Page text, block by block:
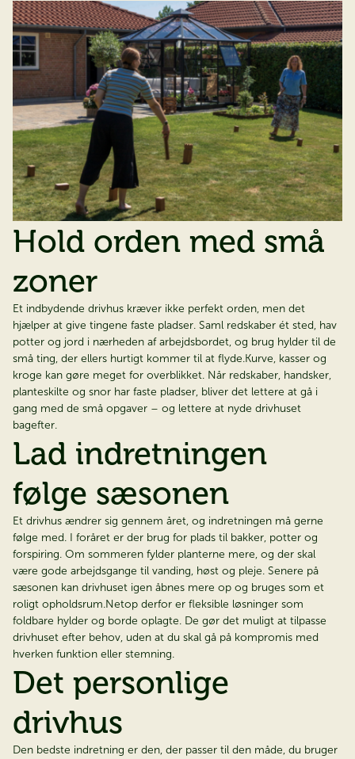
På jagt efter dit
drømmedrivhus?
Bestil vores nye Juliana katalog – helt gratis & find dit
drivhus i dag.
Bestil kataloget
Hold orden med små
zoner
Et indbydende drivhus kræver ikke perfekt orden, men det
hjælper at give tingene faste pladser. Saml redskaber ét sted, hav
potter og jord i nærheden af arbejdsbordet, og brug hylder til de
små ting, der ellers hurtigt kommer til at flyde.Kurve, kasser og
kroge kan gøre meget for overblikket. Når redskaber, handsker,
planteskilte og snor har faste pladser, bliver det lettere at gå i
gang med de små opgaver – og lettere at nyde drivhuset
bagefter.
Lad indretningen
følge sæsonen
Et drivhus ændrer sig gennem året, og indretningen må gerne
følge med. I foråret er der brug for plads til bakker, potter og
forspiring. Om sommeren fylder planterne mere, og der skal
være gode arbejdsgange til vanding, høst og pleje. Senere på
sæsonen kan drivhuset igen åbnes mere op og bruges som et
roligt opholdsrum.Netop derfor er fleksible løsninger som
foldbare hylder og borde oplagte. De gør det muligt at tilpasse
drivhuset efter behov, uden at du skal gå på kompromis med
hverken funktion eller stemning.
Det personlige
drivhus
Den bedste indretning er den, der passer til den måde, du bruger